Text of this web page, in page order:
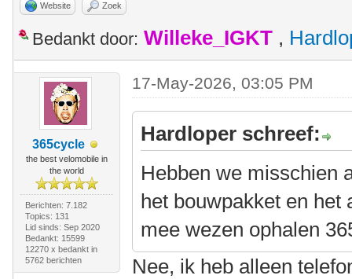
Website Zoek
Bedankt door: Willeke_IGKT ,
365cycle
the best velomobile in
the world
Berichten: 7.182
Topics: 131
Lid sinds: Sep 2020
Bedankt: 15599
12270 x bedankt in
5762 berichten
17-May-2026, 03:05 PM
Hardloper schreef:
Hebben we misschien
het bouwpakket en het
mee wezen ophalen
Nee, ik heb alleen